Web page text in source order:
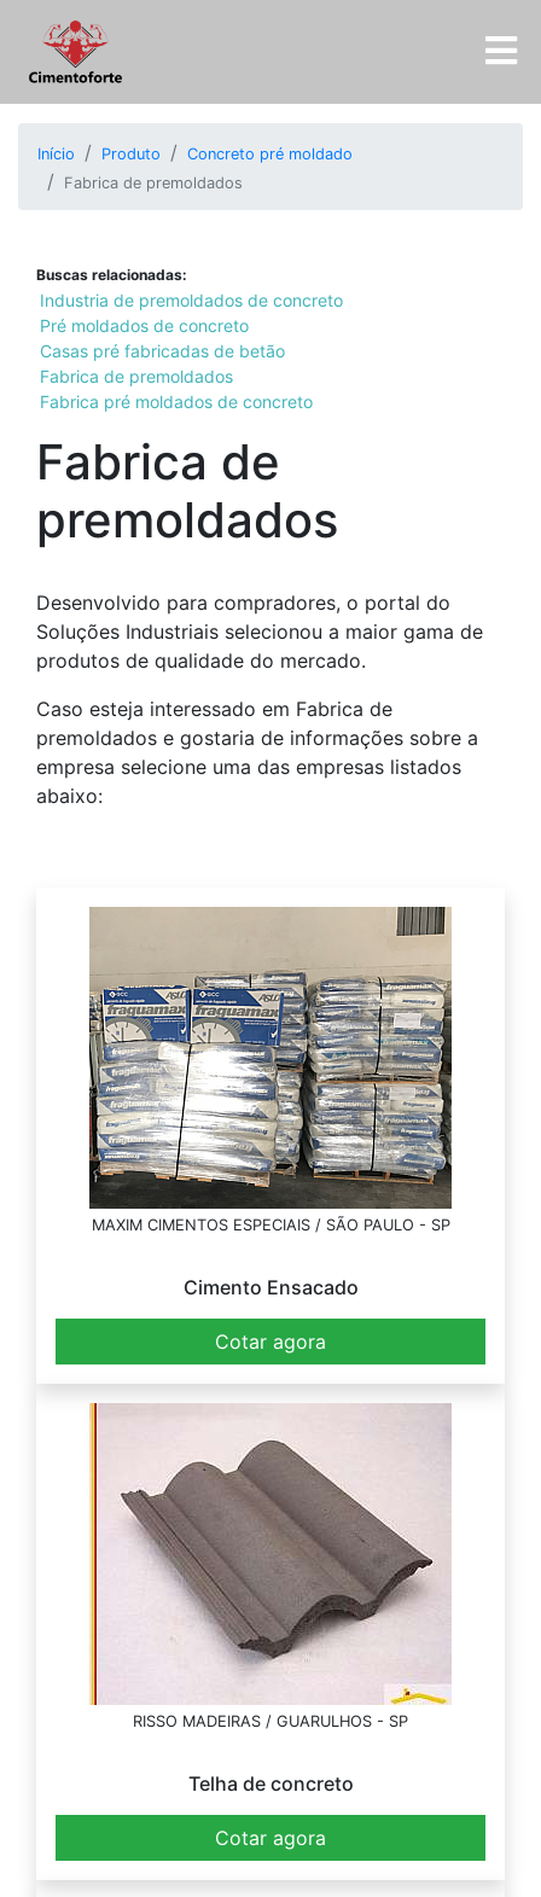
Início Produto
Concreto pré moldado
Fabrica de premoldados
Buscas relacionadas:
Industria de premoldados de concreto
Pré moldados de concreto
Casas pré fabricadas de betão
Fabrica de premoldados
Fabrica pré moldados de concreto
Fabrica de
premoldados
Desenvolvido para compradores, o portal do
Soluções Industriais selecionou a maior gama de
produtos de qualidade do mercado.
Caso esteja interessado em Fabrica de
premoldados e gostaria de informações sobre a
empresa selecione uma das empresas listados
abaixo:
MAXIM CIMENTOS ESPECIAIS / SÃO PAULO - SP
Cimento Ensacado
Cotar agora
RISSO MADEIRAS / GUARULHOS - SP
Telha de concreto
Cotar agora